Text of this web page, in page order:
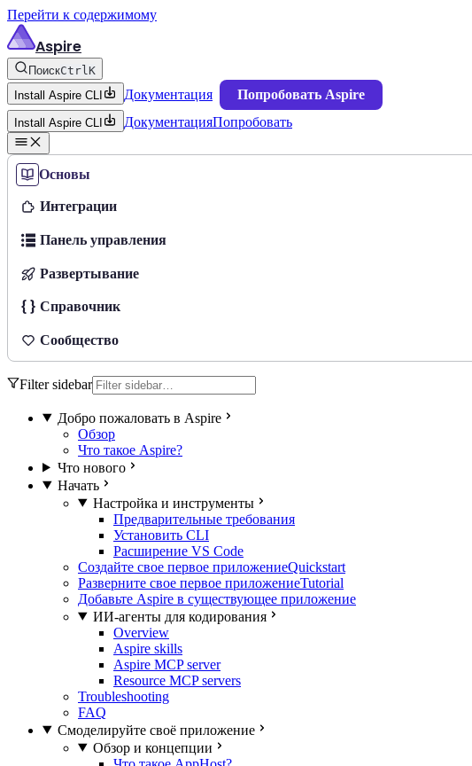
Перейти к содержимому
Aspire
ПоискCtrlK
Install Aspire CLI
Документация Попробовать Aspire
Install Aspire CLI ДокументацияПопробовать
Основы
Интеграции
Панель управления
Развертывание
Справочник
Сообщество
Filter sidebar
Добро пожаловать в Aspire
Обзор
Что такое Aspire?
Что нового
Начать
Настройка и инструменты
Предварительные требования
Установить CLI
Расширение VS Code
Создайте свое первое приложениеQuickstart
Разверните свое первое приложениеTutorial
Добавьте Aspire в существующее приложение
ИИ-агенты для кодирования
Overview
Aspire skills
Aspire MCP server
Resource MCP servers
Troubleshooting
FAQ
Смоделируйте своё приложение
Обзор и концепции